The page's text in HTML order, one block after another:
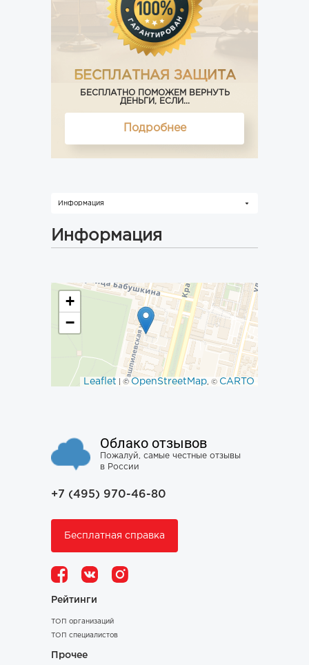
БЕСПЛАТНАЯ ЗАЩИТА
БЕСПЛАТНО ПОМОЖЕМ ВЕРНУТЬ
ДЕНЬГИ, ЕСЛИ...
Подробнее
Информация
Информация
+
−
Leaflet | © OpenStreetMap, © CARTO
Облако отзывов
Пожалуй, самые честные отзывы
в России
+7 (495) 970-46-80
Бесплатная справка
Рейтинги
ТОП организаций
ТОП специалистов
Прочее